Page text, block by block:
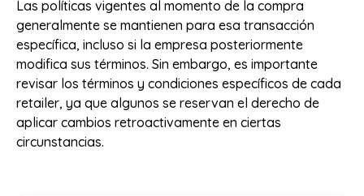
Las políticas vigentes al momento de la compra
generalmente se mantienen para esa transacción
específica, incluso si la empresa posteriormente
modifica sus términos. Sin embargo, es importante
revisar los términos y condiciones específicos de cada
retailer, ya que algunos se reservan el derecho de
aplicar cambios retroactivamente en ciertas
circunstancias.